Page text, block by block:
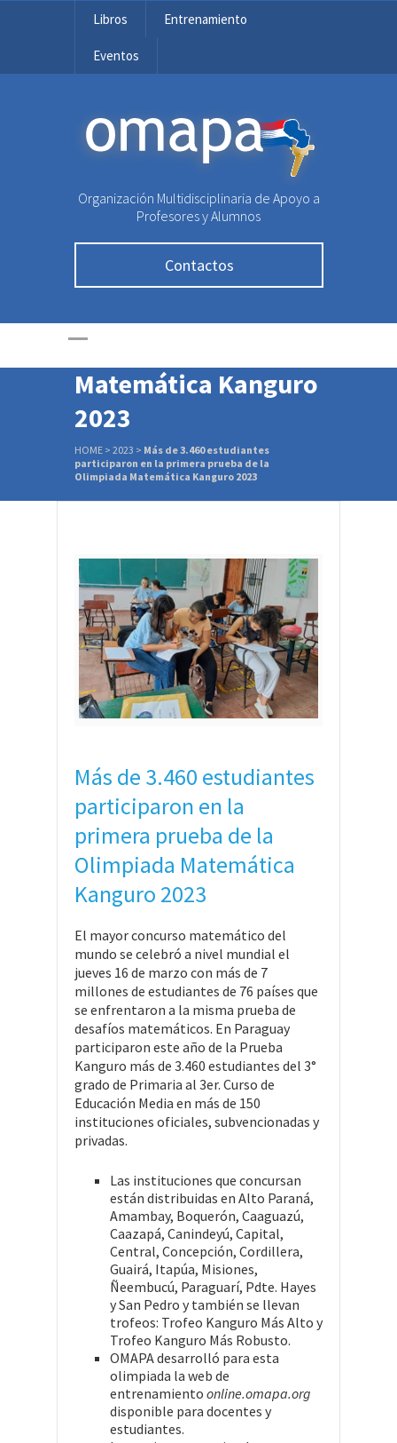
Libros Entrenamiento
Eventos
OMAPA
Organización Multidisciplinaria de Apoyo a
Profesores y Alumnos
Contactos
Más de 3.460
estudiantes
participaron en la
primera prueba de la
Olimpiada
Matemática Kanguro
2023
HOME > 2023 > Más de 3.460 estudiantes
participaron en la primera prueba de la
Olimpiada Matemática Kanguro 2023
Más de 3.460 estudiantes
participaron en la
primera prueba de la
Olimpiada Matemática
Kanguro 2023
El mayor concurso matemático del
mundo se celebró a nivel mundial el
jueves 16 de marzo con más de 7
millones de estudiantes de 76 países que
se enfrentaron a la misma prueba de
desafíos matemáticos. En Paraguay
participaron este año de la Prueba
Kanguro más de 3.460 estudiantes del 3°
grado de Primaria al 3er. Curso de
Educación Media en más de 150
instituciones oficiales, subvencionadas y
privadas.
Las instituciones que concursan
están distribuidas en Alto Paraná,
Amambay, Boquerón, Caaguazú,
Caazapá, Canindeyú, Capital,
Central, Concepción, Cordillera,
Guairá, Itapúa, Misiones,
Ñeembucú, Paraguarí, Pdte. Hayes
y San Pedro y también se llevan
trofeos: Trofeo Kanguro Más Alto y
Trofeo Kanguro Más Robusto.
OMAPA desarrolló para esta
olimpiada la web de
entrenamiento online.omapa.org
disponible para docentes y
estudiantes.